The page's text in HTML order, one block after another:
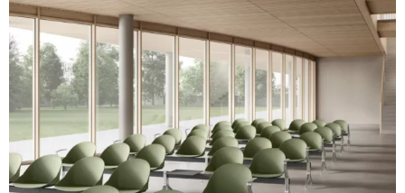
Pie de aluminio pulido
Brazo de aluminio pulido
Encimera de apoyo
Las imágenes y las referencias de los códigos de color son solo
indicativas; se recomienda consultar siempre la carpeta con las
muestras reales.